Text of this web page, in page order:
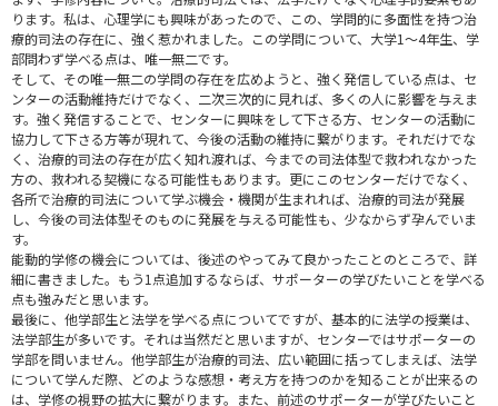
ります。私は、心理学にも興味があったので、この、学問的に多面性を持つ治
療的司法の存在に、強く惹かれました。この学問について、大学1～4年生、学
部問わず学べる点は、唯一無二です。
そして、その唯一無二の学問の存在を広めようと、強く発信している点は、セ
ンターの活動維持だけでなく、二次三次的に見れば、多くの人に影響を与えま
す。強く発信することで、センターに興味をして下さる方、センターの活動に
協力して下さる方等が現れて、今後の活動の維持に繋がります。それだけでな
く、治療的司法の存在が広く知れ渡れば、今までの司法体型で救われなかった
方の、救われる契機になる可能性もあります。更にこのセンターだけでなく、
各所で治療的司法について学ぶ機会・機関が生まれれば、治療的司法が発展
し、今後の司法体型そのものに発展を与える可能性も、少なからず孕んでいま
す。
能動的学修の機会については、後述のやってみて良かったことのところで、詳
細に書きました。もう1点追加するならば、サポーターの学びたいことを学べる
点も強みだと思います。
最後に、他学部生と法学を学べる点についてですが、基本的に法学の授業は、
法学部生が多いです。それは当然だと思いますが、センターではサポーターの
学部を問いません。他学部生が治療的司法、広い範囲に括ってしまえば、法学
について学んだ際、どのような感想・考え方を持つのかを知ることが出来るの
は、学修の視野の拡大に繋がります。また、前述のサポーターが学びたいこと